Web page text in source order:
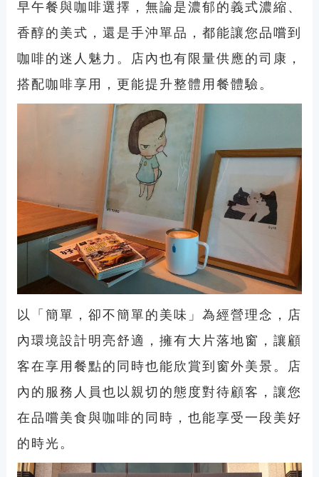
早午餐與咖啡選擇，無論是濃郁的義式濃縮、
香醇的美式，還是手沖單品，都能讓您品嚐到
咖啡的迷人魅力。店內也有限量供應的司康，
搭配咖啡享用，更能提升整體用餐體驗。
以「簡單，卻不簡單的美味」為經營理念，店
內環境設計明亮舒適，擁有大片落地窗，讓顧
客在享用餐點的同時也能欣賞到窗外美景。店
內的服務人員也以親切的態度對待顧客，讓您
在品嚐美食與咖啡的同時，也能享受一段美好
的時光。